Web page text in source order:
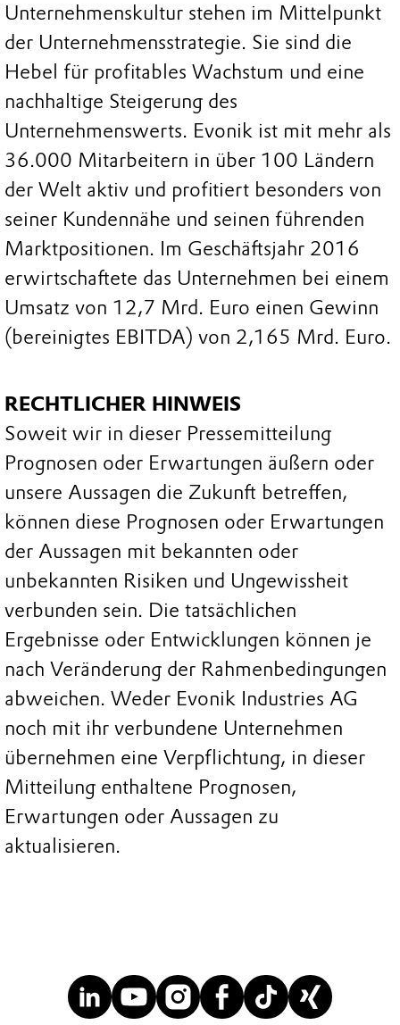
Unternehmenskultur stehen im Mittelpunkt
der Unternehmensstrategie. Sie sind die
Hebel für profitables Wachstum und eine
nachhaltige Steigerung des
Unternehmenswerts. Evonik ist mit mehr als
36.000 Mitarbeitern in über 100 Ländern
der Welt aktiv und profitiert besonders von
seiner Kundennähe und seinen führenden
Marktpositionen. Im Geschäftsjahr 2016
erwirtschaftete das Unternehmen bei einem
Umsatz von 12,7 Mrd. Euro einen Gewinn
(bereinigtes EBITDA) von 2,165 Mrd. Euro.
RECHTLICHER HINWEIS
Soweit wir in dieser Pressemitteilung
Prognosen oder Erwartungen äußern oder
unsere Aussagen die Zukunft betreffen,
können diese Prognosen oder Erwartungen
der Aussagen mit bekannten oder
unbekannten Risiken und Ungewissheit
verbunden sein. Die tatsächlichen
Ergebnisse oder Entwicklungen können je
nach Veränderung der Rahmenbedingungen
abweichen. Weder Evonik Industries AG
noch mit ihr verbundene Unternehmen
übernehmen eine Verpflichtung, in dieser
Mitteilung enthaltene Prognosen,
Erwartungen oder Aussagen zu
aktualisieren.